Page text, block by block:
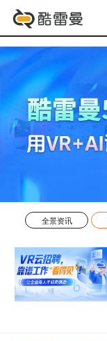
全景资讯